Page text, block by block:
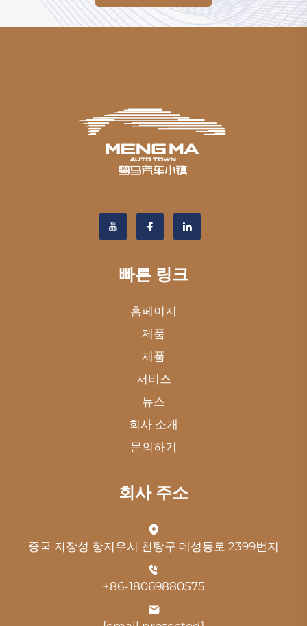
빠른 링크
홈페이지
제품
제품
서비스
뉴스
회사 소개
문의하기
회사 주소
중국 저장성 항저우시 천탕구 데성동로 2399번지
+86-18069880575